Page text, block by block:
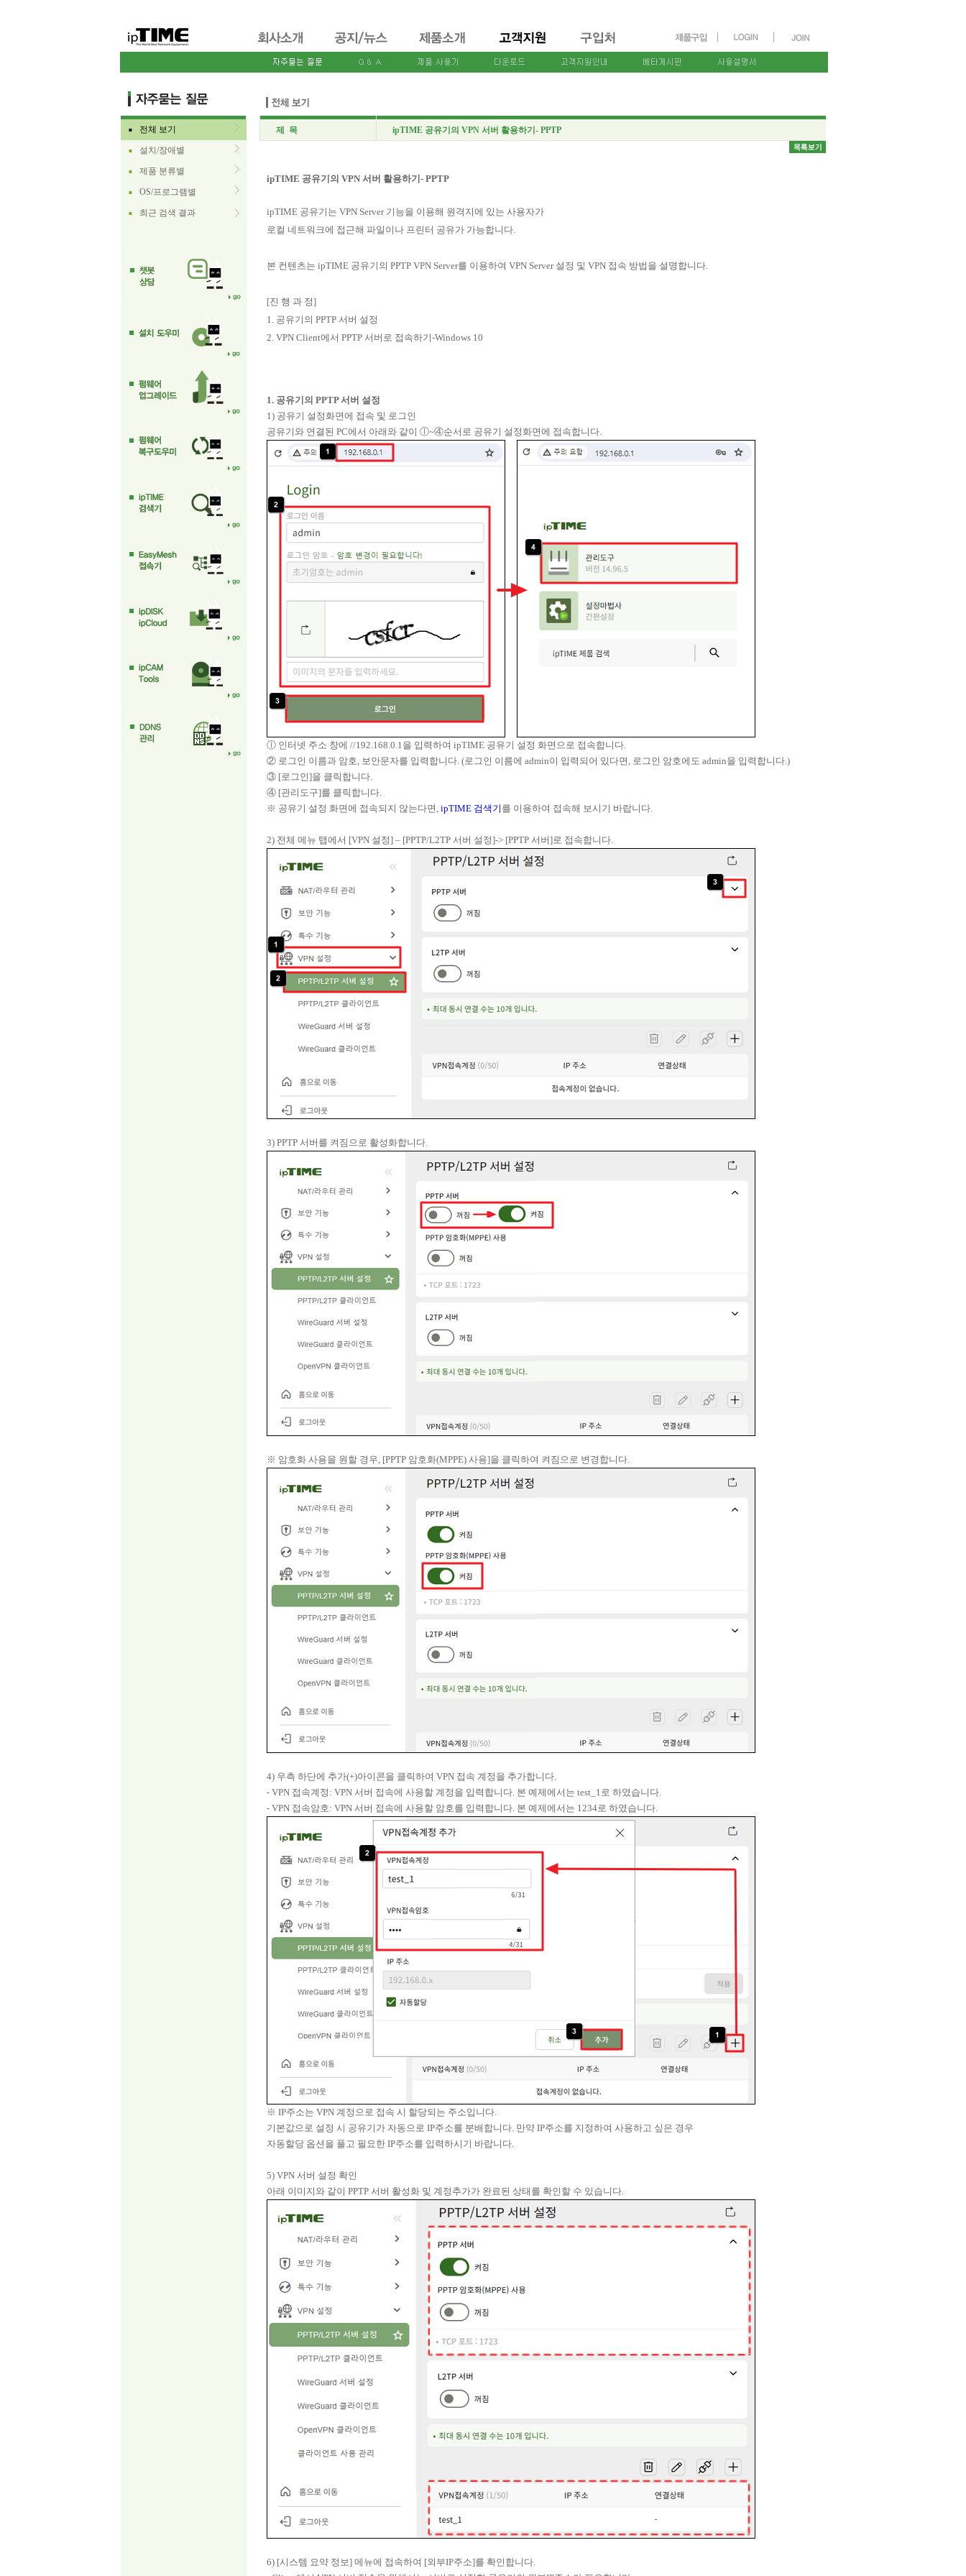
■ 전체 보기
■ 설치/장애별
■ 제품 분류별
■ OS/프로그램별
■ 최근 검색 결과
제 목 ipTIME 공유기의 VPN 서버 활용하기- PPTP
ipTIME 공유기의 VPN 서버 활용하기- PPTP
ipTIME 공유기는 VPN Server 기능을 이용해 원격지에 있는 사용자가
로컬 네트워크에 접근해 파일이나 프린터 공유가 가능합니다.
본 컨텐츠는 ipTIME 공유기의 PPTP VPN Server를 이용하여 VPN Server 설정 및 VPN 접속 방법을 설명합니다.
[진 행 과 정]
1. 공유기의 PPTP 서버 설정
2. VPN Client에서 PPTP 서버로 접속하기-Windows 10
1. 공유기의 PPTP 서버 설정
1) 공유기 설정화면에 접속 및 로그인
공유기와 연결된 PC에서 아래와 같이 ⓛ~④순서로 공유기 설정화면에 접속합니다.
ⓛ 인터넷 주소 창에 //192.168.0.1을 입력하여 ipTIME 공유기 설정 화면으로 접속합니다.
② 로그인 이름과 암호, 보안문자를 입력합니다. (로그인 이름에 admin이 입력되어 있다면, 로그인 암호에도 admin을 입력합니다.)
③ [로그인]을 클릭합니다.
④ [관리도구]를 클릭합니다.
※ 공유기 설정 화면에 접속되지 않는다면,ipTIME 검색기 를 이용하여 접속해 보시기 바랍니다.
2) 전체 메뉴 탭에서 [VPN 설정] – [PPTP/L2TP 서버 설정]-> [PPTP 서버]로 접속합니다.
3) PPTP 서버를 켜짐으로 활성화합니다.
※ 암호화 사용을 원할 경우, [PPTP 암호화(MPPE) 사용]을 클릭하여 켜짐으로 변경합니다.
4) 우측 하단에 추가(+)아이콘을 클릭하여 VPN 접속 계정을 추가합니다.
- VPN 접속계정: VPN 서버 접속에 사용할 계정을 입력합니다. 본 예제에서는 test_1로 하였습니다.
- VPN 접속암호: VPN 서버 접속에 사용할 암호를 입력합니다. 본 예제에서는 1234로 하였습니다.
※ IP주소는 VPN 계정으로 접속 시 할당되는 주소입니다.
기본값으로 설정 시 공유기가 자동으로 IP주소를 분배합니다. 만약 IP주소를 지정하여 사용하고 싶은 경우
자동할당 옵션을 풀고 필요한 IP주소를 입력하시기 바랍니다.
5) VPN 서버 설정 확인
아래 이미지와 같이 PPTP 서버 활성화 및 계정추가가 완료된 상태를 확인할 수 있습니다.
6) [시스템 요약 정보] 메뉴에 접속하여 [외부IP주소]를 확인합니다.